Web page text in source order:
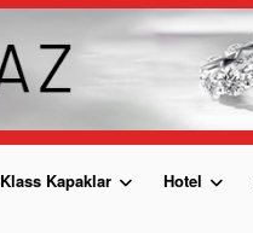
Klass Kapaklar Hotel